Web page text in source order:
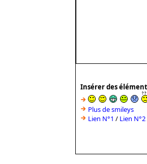
Insérer des
Plus de smileys
Lien N°1 / Lien N°2